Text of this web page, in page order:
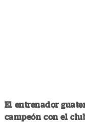
El entrenador
campeón con el